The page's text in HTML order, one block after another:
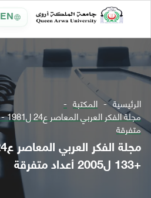
EN
الرئيسية المكتبة
متفرقة
+133 ل2005 أعداد متفرقة